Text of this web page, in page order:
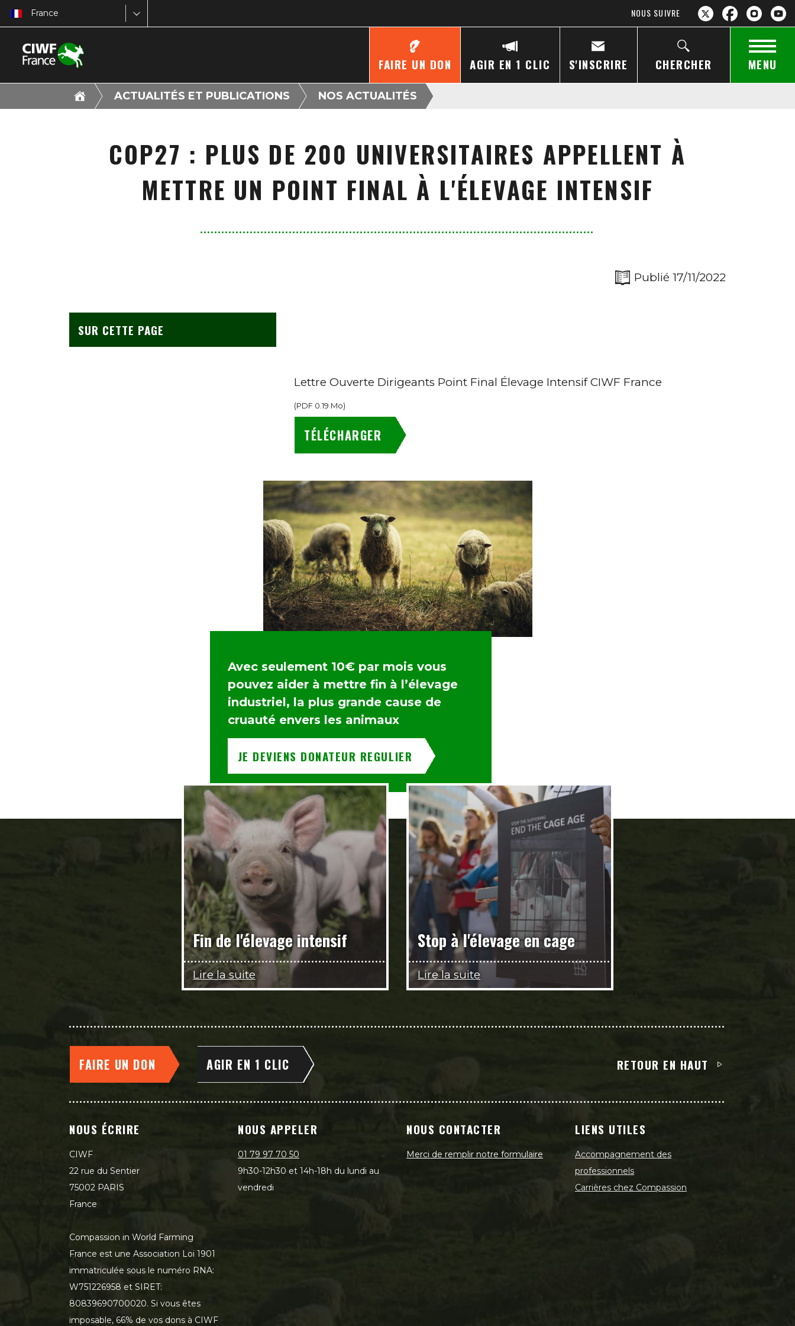
France NOUS SUIVRE
FAIRE UN DON AGIR EN 1 CLIC S'INSCRIRE CHERCHER MENU
ACTUALITÉS ET PUBLICATIONS NOS ACTUALITÉS
COP27 : PLUS DE 200 UNIVERSITAIRES APPELLENT À
METTRE UN POINT FINAL À L'ÉLEVAGE INTENSIF
Publié 17/11/2022
SUR CETTE PAGE
Lettre Ouverte Dirigeants Point Final Élevage Intensif CIWF France
(PDF 0.19 Mo)
TÉLÉCHARGER
Avec seulement 10€ par mois vous
pouvez aider à mettre fin à l’élevage
industriel, la plus grande cause de
cruauté envers les animaux
JE DEVIENS DONATEUR REGULIER
Fin de l'élevage intensif
Lire la suite
Stop à l'élevage en cage
Lire la suite
FAIRE UN DON AGIR EN 1 CLIC RETOUR EN HAUT
NOUS ÉCRIRE
CIWF
22 rue du Sentier
75002 PARIS
France
Compassion in World Farming
France est une Association Loi 1901
immatriculée sous le numéro RNA:
W751226958 et SIRET:
80839690700020. Si vous êtes
imposable, 66% de vos dons à CIWF
NOUS APPELER
01 79 97 70 50
9h30-12h30 et 14h-18h du lundi au
vendredi
NOUS CONTACTER
Merci de remplir notre formulaire
LIENS UTILES
Accompagnement des
professionnels
Carrières chez Compassion